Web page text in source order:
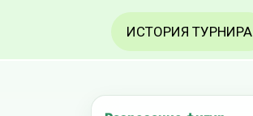
ИСТОРИЯ ТУРНИРА